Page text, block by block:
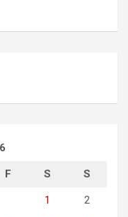
F S S
1 2